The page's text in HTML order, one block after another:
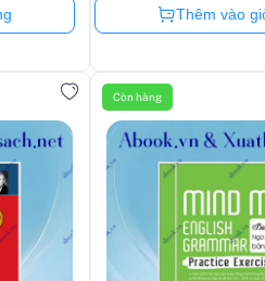
Còn
Thêm vào
Còn hàng